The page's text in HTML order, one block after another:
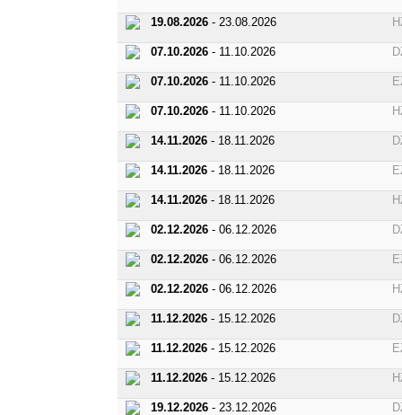
19.08.2026- 23.08.2026
07.10.2026- 11.10.2026
07.10.2026- 11.10.2026
07.10.2026- 11.10.2026
14.11.2026- 18.11.2026
14.11.2026- 18.11.2026
14.11.2026- 18.11.2026
02.12.2026- 06.12.2026
02.12.2026- 06.12.2026
02.12.2026- 06.12.2026
11.12.2026- 15.12.2026
11.12.2026- 15.12.2026
11.12.2026- 15.12.2026
19.12.2026- 23.12.2026